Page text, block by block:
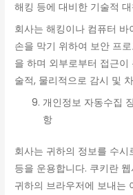
해킹 등에 대비한 기술적 대
회사는 해킹이나 컴퓨터
손을 막기 위하여 보안 프
을 하며 외부로부터 접근
술적, 물리적으로 감시 및
개인정보 자동수집
항
회사는 귀하의 정보를 수
등을 운용합니다. 쿠키란
귀하의 브라우저에 보내는